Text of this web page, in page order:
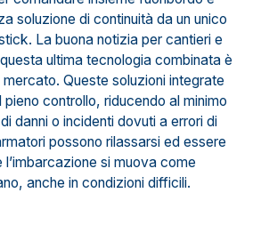
soluzione di continuità da un unico
La buona notizia per cantieri e
ultima tecnologia combinata è
mercato. Queste soluzioni integrate
pieno controllo, riducendo al minimo
danni o incidenti dovuti a errori di
possono rilassarsi ed essere
l’imbarcazione si muova come
anche in condizioni difficili.